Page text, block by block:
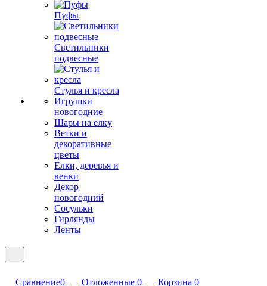
Пуфы
Светильники
подвесные
Стулья и кресла
Игрушки
новогодние
Шары на елку
Ветки и
декоративные
цветы
Елки, деревья и
венки
Декор
новогодний
Сосульки
Гирлянды
Ленты
Сравнение0 Отложенные 0 Корзина 0